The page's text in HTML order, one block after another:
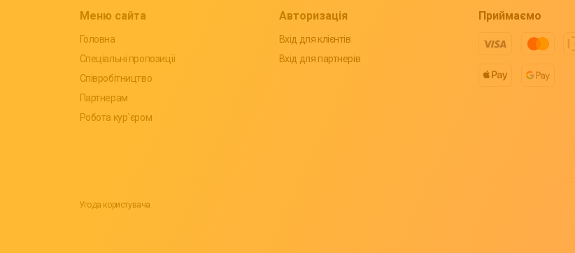
Меню сайта
Головна
Спеціальні пропозиції
Співробітництво
Партнерам
Робота кур`єром
Авторизація
Вхід для клієнтів
Вхід для партнерів
Приймаємо
Угода користувача